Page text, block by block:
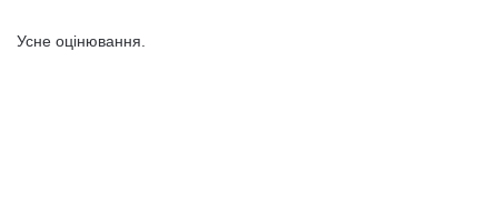
Усне оцінювання.